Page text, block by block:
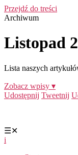
Przejdź do treści
Archiwum
Listopad
Lista naszych
Zobacz wpisy ▾
Udostępnij Tweetnij
☰✕
i